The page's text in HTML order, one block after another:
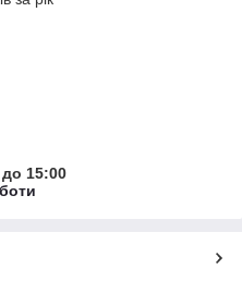
15:00